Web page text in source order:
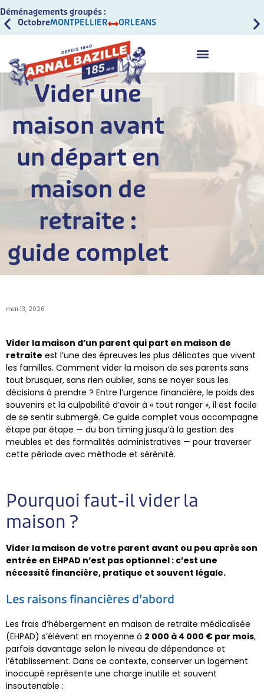
Déménagements groupés :
OctobreMONTPELLIER ORLEANS
Vider une
maison avant
un départ en
maison de
retraite :
guide complet
mai 13, 2026
Vider la maison d’un parent qui part en maison de
retraite est l’une des épreuves les plus délicates que vivent
les familles. Comment vider la maison de ses parents sans
tout brusquer, sans rien oublier, sans se noyer sous les
décisions à prendre ? Entre l’urgence financière, le poids des
souvenirs et la culpabilité d’avoir à « tout ranger », il est facile
de se sentir submergé. Ce guide complet vous accompagne
étape par étape — du bon timing jusqu’à la gestion des
meubles et des formalités administratives — pour traverser
cette période avec méthode et sérénité.
Pourquoi faut-il vider la
maison ?
Vider la maison de votre parent avant ou peu après son
entrée en EHPAD n’est pas optionnel : c’est une
nécessité financière, pratique et souvent légale.
Les raisons financières d’abord
Les frais d’hébergement en maison de retraite médicalisée
(EHPAD) s’élèvent en moyenne à 2 000 à 4 000 € par mois,
parfois davantage selon le niveau de dépendance et
l’établissement. Dans ce contexte, conserver un logement
inoccupé représente une charge inutile et souvent
insoutenable :